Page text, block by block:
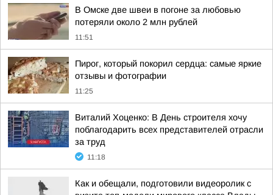
В Омске две швеи в погоне за любовью
потеряли около 2 млн рублей
11:51
Пирог, который покорил сердца: самые яркие
отзывы и фотографии
11:25
Виталий Хоценко: В День строителя хочу
поблагодарить всех представителей отрасли
за труд
11:18
Как и обещали, подготовили видеоролик с